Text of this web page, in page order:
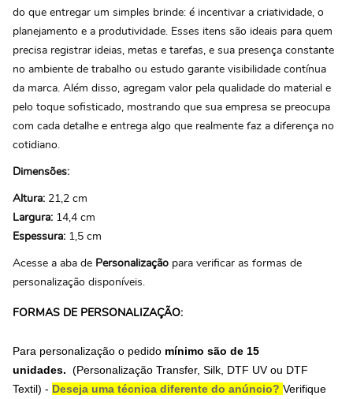
do que entregar um simples brinde: é incentivar a criatividade, o
planejamento e a produtividade. Esses itens são ideais para quem
precisa registrar ideias, metas e tarefas, e sua presença constante
no ambiente de trabalho ou estudo garante visibilidade contínua
da marca. Além disso, agregam valor pela qualidade do material e
pelo toque sofisticado, mostrando que sua empresa se preocupa
com cada detalhe e entrega algo que realmente faz a diferença no
cotidiano.
Dimensões:
Altura: 21,2 cm
Largura: 14,4 cm
Espessura: 1,5 cm
Acesse a aba de Personalização para verificar as formas de
personalização disponíveis.
FORMAS DE PERSONALIZAÇÃO:
Para personalização o pedido mínimo são de 15
unidades. (Personalização Transfer, Silk, DTF UV ou DTF
Textil) - Deseja uma técnica diferente do anúncio? Verifique